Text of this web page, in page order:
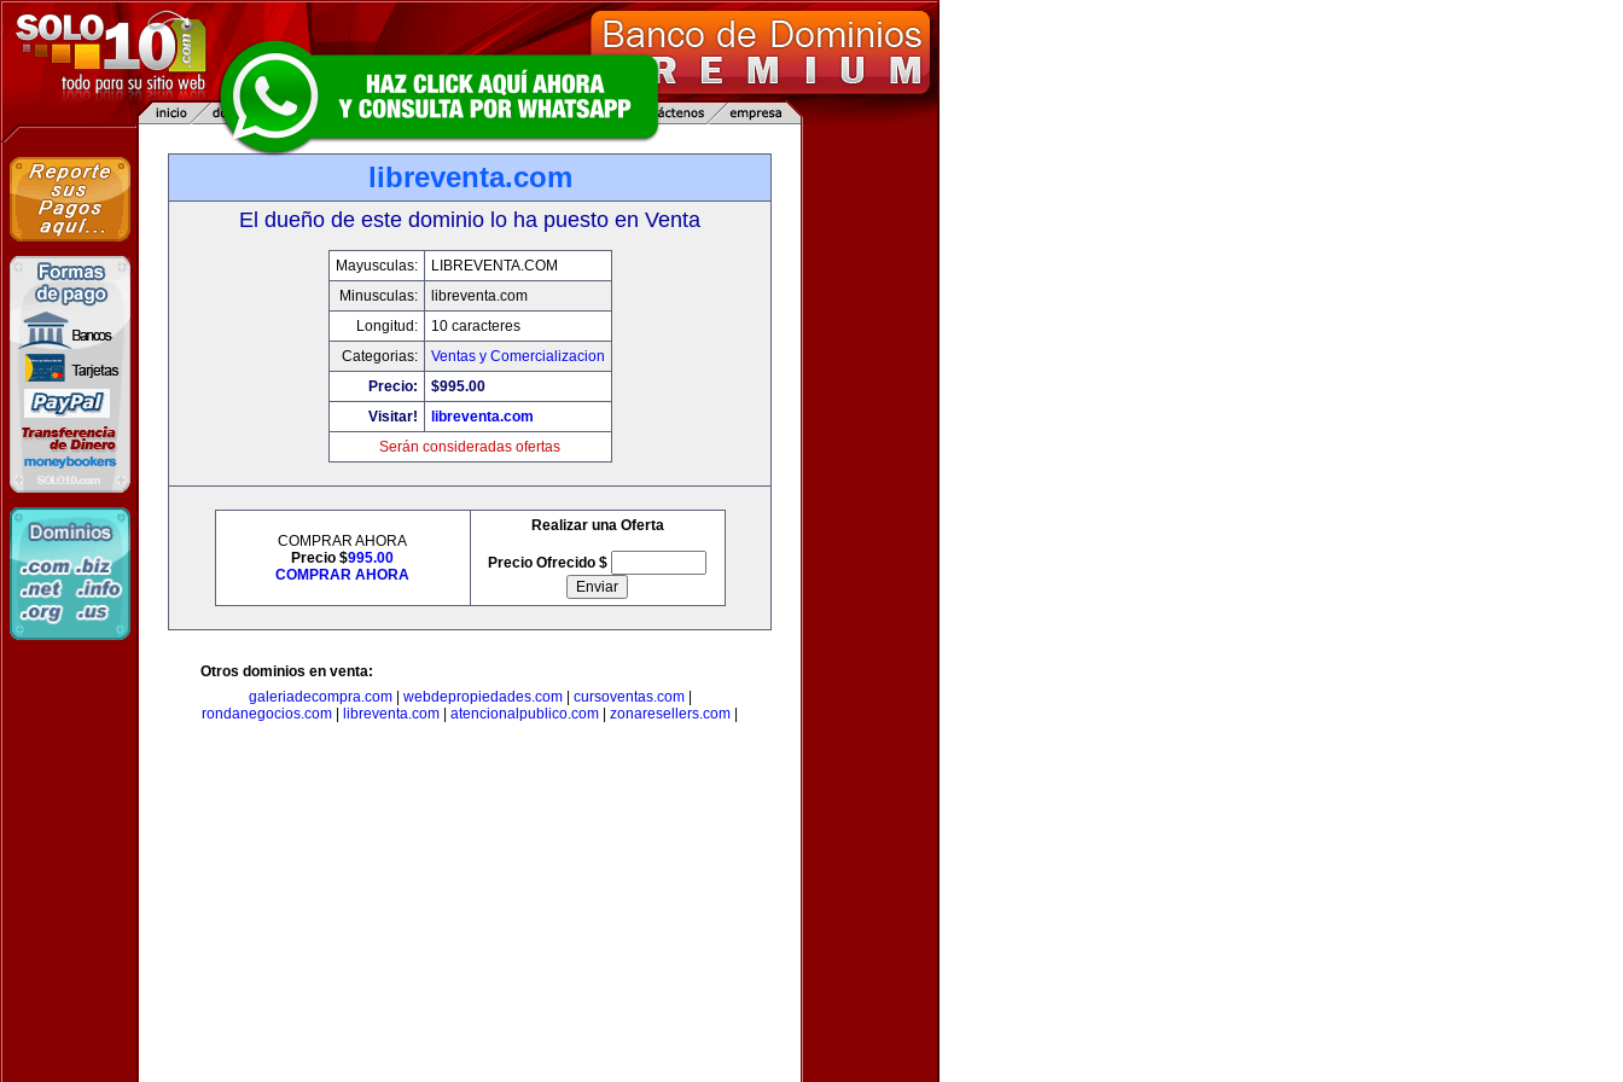
libreventa.com
El dueño de este dominio lo ha puesto en Venta
Mayusculas:
LIBREVENTA.COM
Minusculas:
libreventa.com
Longitud:
10 caracteres
Categorias:
Ventas y Comercializacion
Precio:
$995.00
Visitar!
libreventa.com
Serán consideradas ofertas
COMPRAR AHORA
Precio $995.00
COMPRAR AHORA
Realizar una Oferta
Precio Ofrecido $
Otros dominios en venta:
galeriadecompra.com| webdepropiedades.com| cursoventas.com|
rondanegocios.com
libreventa.com atencionalpublico.com zonaresellers.com